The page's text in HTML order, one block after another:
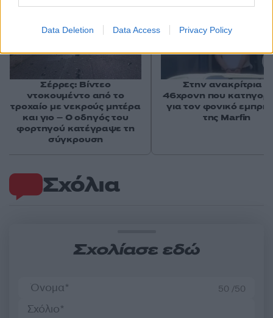
Data Deletion Data Access Privacy Policy
Σχόλια
Σχολίασε εδώ
50 /50
Σέρρες: Βίντεο
ντοκουμέντο από το
τροχαίο με νεκρούς μητέρα
και γιο – Ο οδηγός του
φορτηγού κατέγραψε τη
σύγκρουση
Στην ανακρίτρια η
46χρονη που
για τον φονικό
της Marfin